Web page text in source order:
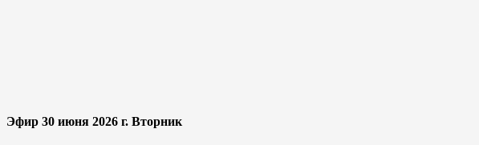
Эфир 30 июня 2026 г. Вторник